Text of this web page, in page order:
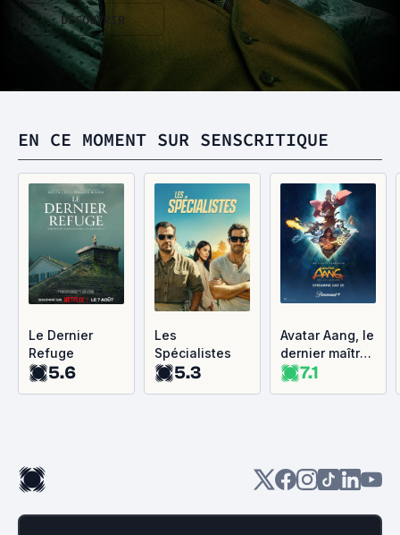
DÉCOUVRIR
EN CE MOMENT SUR SENSCRITIQUE
Le Dernier
Refuge
5.6
Les
Spécialistes
5.3
Avatar Aang, le
dernier maître
de l'air
7.1